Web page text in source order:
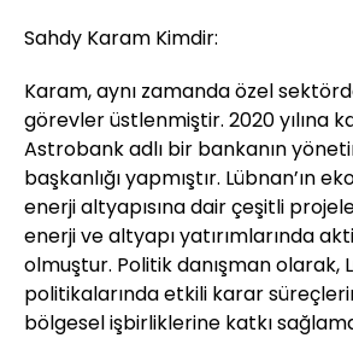
Sahdy Karam Kimdir:
Karam, aynı zamanda özel
görevler üstlenmiştir. 2020 yılına
Astrobank adlı bir bankanın
başkanlığı yapmıştır. Lübnan’ın
enerji altyapısına dair çeşitli
enerji ve altyapı yatırımlarında
olmuştur. Politik danışman olarak,
politikalarında etkili karar
bölgesel işbirliklerine katkı